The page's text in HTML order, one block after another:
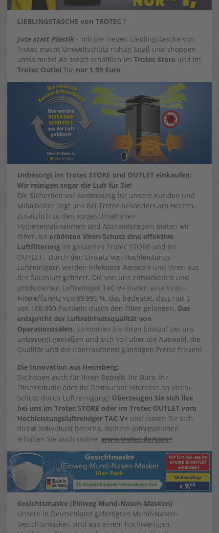
LIEBLINGSTASCHE von TROTEC ?
Jute statt Plastik – mit der neuen Lieblingstasche von
Trotec macht Umweltschutz richtig Spaß und shoppen
umso mehr! Ab sofort erhältlich im Trotec Store und im
Trotec Outlet für nur 1,99 Euro.
Unbesorgt im Trotec STORE und OUTLET einkaufen:
Wir reinigen sogar die Luft für Sie!
Die Sicherheit vor Ansteckung für unsere Kunden und
Mitarbeiter liegt uns bei Trotec besonders am Herzen.
Zusätzlich zu den vorgeschriebenen
Hygienemaßnahmen und Abstandsregeln bieten wir
Ihnen als erhöhten Viren-Schutz eine effektive
Luftfilterung im gesamten Trotec STORE und im
OUTLET. Durch den Einsatz von Hochleistungs-
Luftreinigern werden infektiöse Aerosole und Viren aus
der Raumluft gefiltert. Die von uns entwickelten und
produzierten Luftreiniger TAC V+ bieten eine Viren-
Filtereffizienz von 99,995 %, das bedeutet, dass nur 5
von 100.000 Partikeln durch den Filter gelangen. Das
entspricht der Luftreinheitsqualität von
Operationssälen. So können Sie Ihren Einkauf bei uns
unbesorgt genießen und sich voll über die Auswahl, die
Qualität und die überraschend günstigen Preise freuen!
Die Innovation aus Heinsberg:
Sie haben auch für Ihren Betrieb, Ihr Büro, Ihr
Fitnessstudio oder Ihr Restaurant Interesse an Viren-
Schutz durch Luftreinigung? Überzeugen Sie sich live
bei uns im Trotec STORE oder im Trotec OUTLET vom
Hochleistungsluftreiniger TAC V+ und lassen Sie sich
direkt individuell beraten. Weitere Informationen
erhalten Sie auch online: www.trotec.de/tacv+
Gesichtsmaske (Einweg Mund-Nasen-Masken)
Unsere in Deutschland gefertigten Mund-Nasen-
Gesichtsmasken sind aus einem hochwertigen